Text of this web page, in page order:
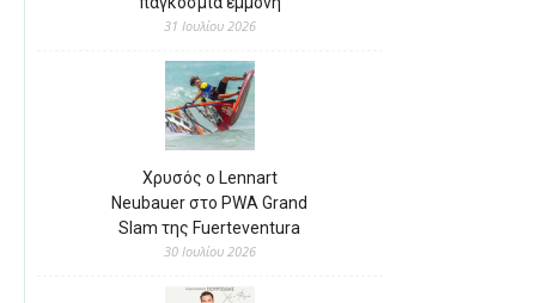
31 Ιουλίου 2026
Χρυσός ο Lennart
Neubauer στο PWA Grand
Slam της Fuerteventura
30 Ιουλίου 2026